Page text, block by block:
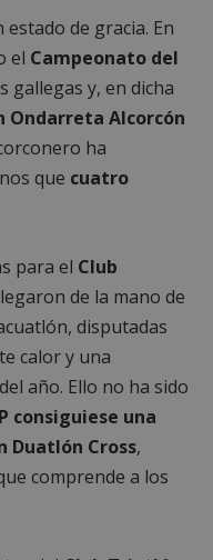
estado de gracia. En
el Campeonato del
gallegas y, en dicha
Ondarreta Alcorcón
ha
que cuatro
para el Club
de la mano de
disputadas
calor y una
año. Ello no ha sido
consiguiese una
Duatlón Cross,
comprende a los